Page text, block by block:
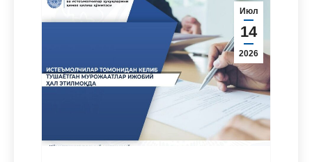
Июл
14
2026